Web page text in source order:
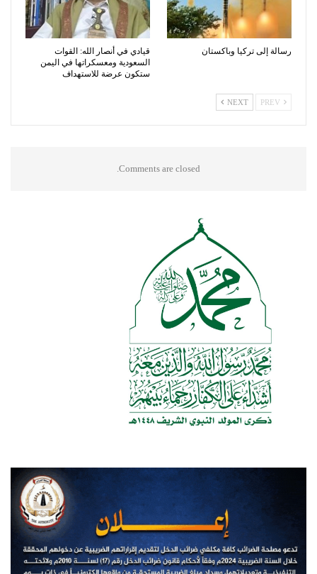
رسالة إلى تركيا وباكستان
قيادي في أنصار الله: القوات
السعودية ومعسكراتها في اليمن
ستكون عرضة للاستهداف
NEXT
Comments are closed.